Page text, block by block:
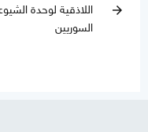
arrow_forward
اللاذقية لوحدة
السوريين